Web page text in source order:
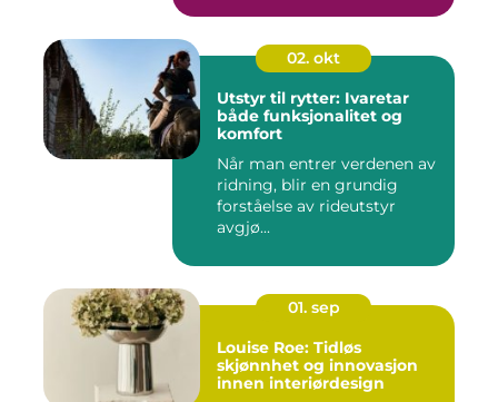
02. okt
Utstyr til rytter: Ivaretar
både funksjonalitet og
komfort
Når man entrer verdenen av
ridning, blir en grundig
forståelse av rideutstyr
avgjø...
01. sep
Louise Roe: Tidløs
skjønnhet og innovasjon
innen interiørdesign